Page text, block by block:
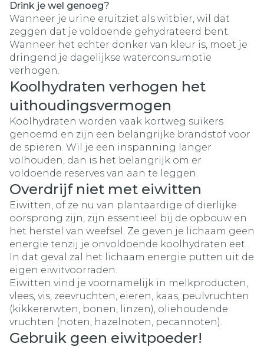
Drink je wel genoeg?
Wanneer je urine eruitziet als witbier, wil dat
zeggen dat je voldoende gehydrateerd bent.
Wanneer het echter donker van kleur is, moet je
dringend je dagelijkse waterconsumptie
verhogen.
Koolhydraten verhogen het
uithoudingsvermogen
Koolhydraten worden vaak kortweg suikers
genoemd en zijn een belangrijke brandstof voor
de spieren. Wil je een inspanning langer
volhouden, dan is het belangrijk om er
voldoende reserves van aan te leggen.
Overdrijf niet met eiwitten
Eiwitten, of ze nu van plantaardige of dierlijke
oorsprong zijn, zijn essentieel bij de opbouw en
het herstel van weefsel. Ze geven je lichaam geen
energie tenzij je onvoldoende koolhydraten eet.
In dat geval zal het lichaam energie putten uit de
eigen eiwitvoorraden.
Eiwitten vind je voornamelijk in melkproducten,
vlees, vis, zeevruchten, eieren, kaas, peulvruchten
(kikkererwten, bonen, linzen), oliehoudende
vruchten (noten, hazelnoten, pecannoten).
Gebruik geen eiwitpoeder!